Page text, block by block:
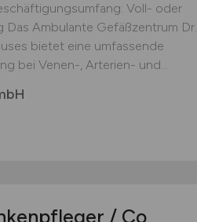
Voll- oder
Ambulante Gefäßzentrum Dr.
bietet eine umfassende
bei Venen-, Arterien- und...
/ Co